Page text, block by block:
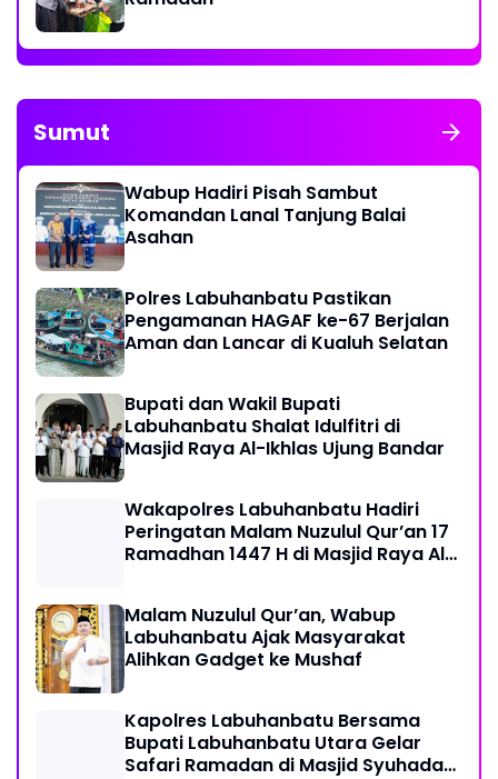
Sumut
Wabup Hadiri Pisah Sambut
Komandan Lanal Tanjung Balai
Asahan
Polres Labuhanbatu Pastikan
Pengamanan HAGAF ke-67 Berjalan
Aman dan Lancar di Kualuh Selatan
Bupati dan Wakil Bupati
Labuhanbatu Shalat Idulfitri di
Masjid Raya Al-Ikhlas Ujung Bandar
Wakapolres Labuhanbatu Hadiri
Peringatan Malam Nuzulul Qur’an 17
Ramadhan 1447 H di Masjid Raya Al-
Malam Nuzulul Qur’an, Wabup
Labuhanbatu Ajak Masyarakat
Alihkan Gadget ke Mushaf
Kapolres Labuhanbatu Bersama
Bupati Labuhanbatu Utara Gelar
Safari Ramadan di Masjid Syuhada